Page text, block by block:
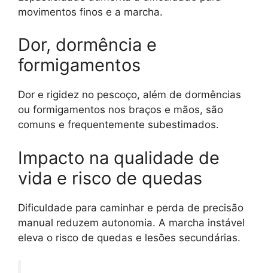
movimentos finos e a marcha.
Dor, dormência e
formigamentos
Dor e rigidez no pescoço, além de dormências
ou formigamentos nos braços e mãos, são
comuns e frequentemente subestimados.
Impacto na qualidade de
vida e risco de quedas
Dificuldade para caminhar e perda de precisão
manual reduzem autonomia. A marcha instável
eleva o risco de quedas e lesões secundárias.